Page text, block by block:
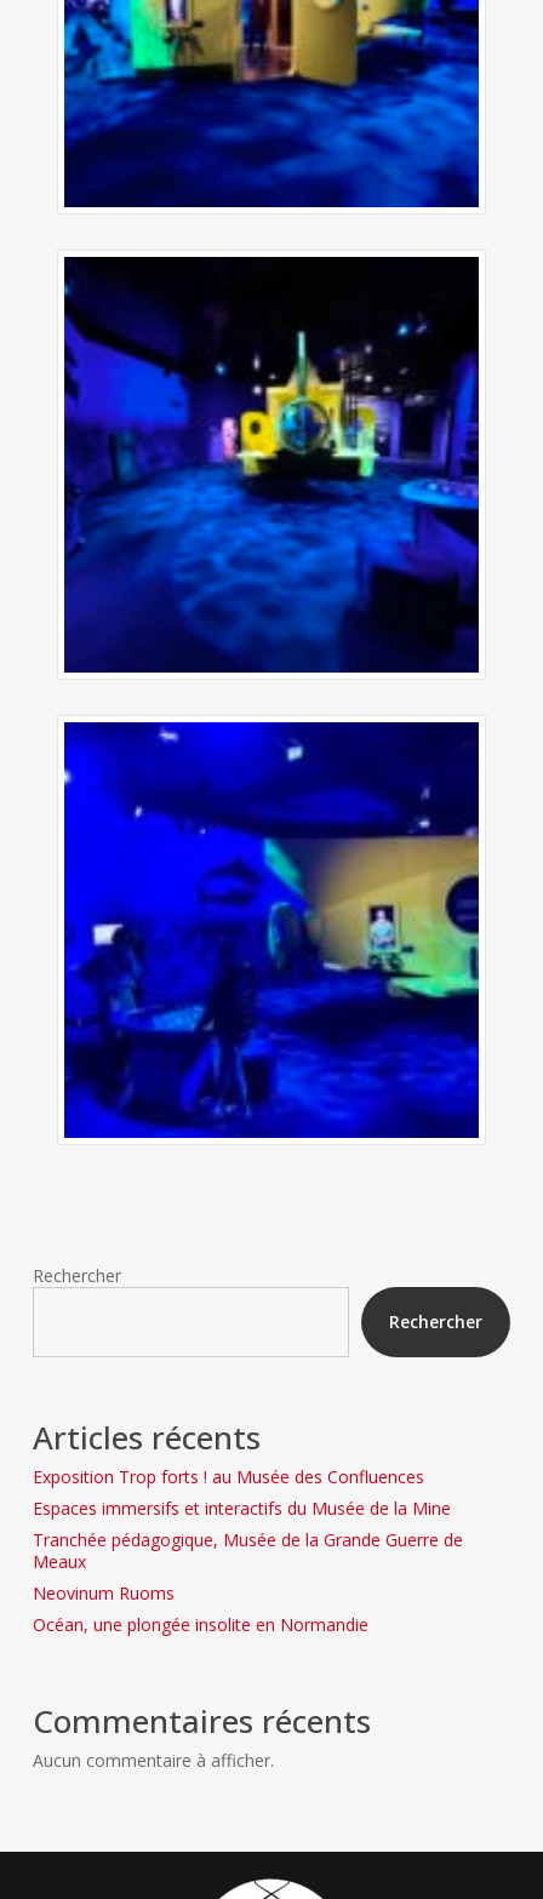
Rechercher
Rechercher
Articles récents
Exposition Trop forts ! au Musée des Confluences
Espaces immersifs et interactifs du Musée de la Mine
Tranchée pédagogique, Musée de la Grande Guerre de
Meaux
Neovinum Ruoms
Océan, une plongée insolite en Normandie
Commentaires récents
Aucun commentaire à afficher.